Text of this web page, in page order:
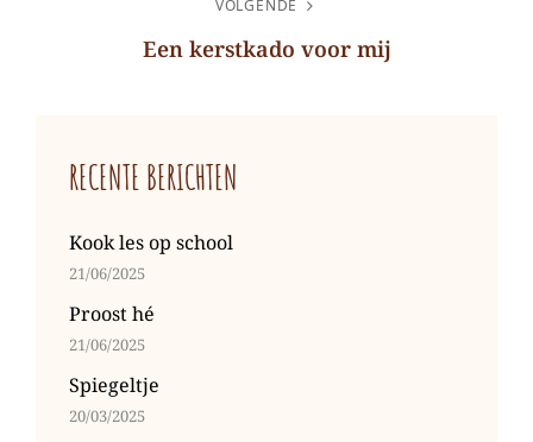
VOLGENDE
Een kerstkado voor mij
RECENTE BERICHTEN
Kook les op school
21/06/2025
Proost hé
21/06/2025
Spiegeltje
20/03/2025